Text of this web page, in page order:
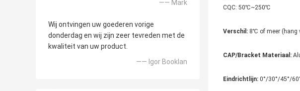
—— Mark
Wij ontvingen uw goederen vorige
donderdag en wij zijn zeer tevreden met de
kwaliteit van uw product.
—— Igor Booklan
CQC: 50℃~250℃
Verschil: 8℃ of meer (hang
CAP/Bracket Materiaal:
Eindrichtlijn: 0°/30°/45°/